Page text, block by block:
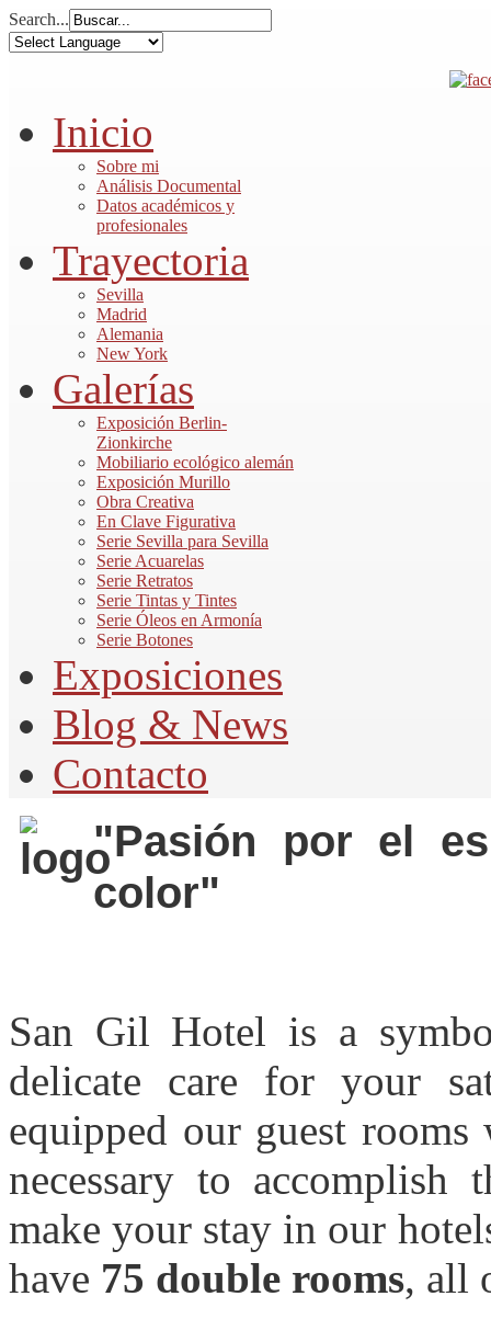
Search...
Inicio
Sobre mi
Análisis Documental
Datos académicos y
profesionales
Trayectoria
Sevilla
Madrid
Alemania
New York
Galerías
Exposición Berlin-
Zionkirche
Mobiliario ecológico alemán
Exposición Murillo
Obra Creativa
En Clave Figurativa
Serie Sevilla para Sevilla
Serie Acuarelas
Serie Retratos
Serie Tintas y Tintes
Serie Óleos en Armonía
Serie Botones
Exposiciones
Blog & News
Contacto
"Pasión por el
color"
San Gil Hotel is a
delicate care for your
equipped our guest
necessary to
make your stay in our
have 75 double rooms, all